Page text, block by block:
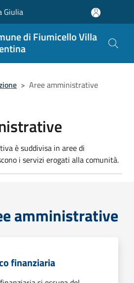
Giulia
di Fiumicello Villa
> Aree amministrative
è suddivisa in aree di
i servizi erogati alla comunità.
amministrative
finanziaria